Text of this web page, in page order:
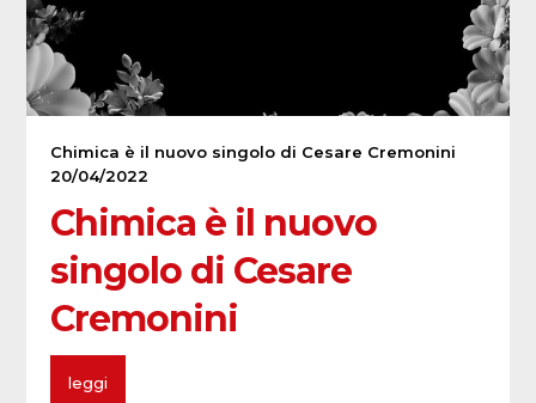
Chimica è il nuovo singolo di Cesare Cremonini
20/04/2022
Chimica è il nuovo
singolo di Cesare
Cremonini
leggi